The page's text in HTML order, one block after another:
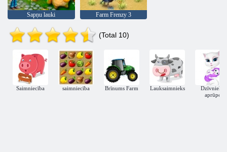
Sapņu lauki Farm Frenzy 3
(Total 10)
Saimniecība saimniecība Brīnums Farm Lauksaimnieks
Dzīvnieku
aprūpe